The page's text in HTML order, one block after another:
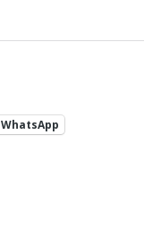
WhatsApp